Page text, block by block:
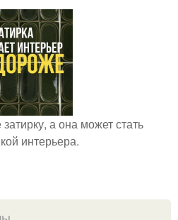
а она может стать
интерьера.